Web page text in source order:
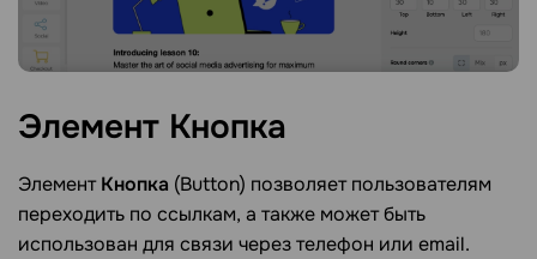
Элемент Кнопка
ЭлементКнопка (Button) позволяет пользователям
переходить по ссылкам, а также может быть
использован для связи через телефон или email.